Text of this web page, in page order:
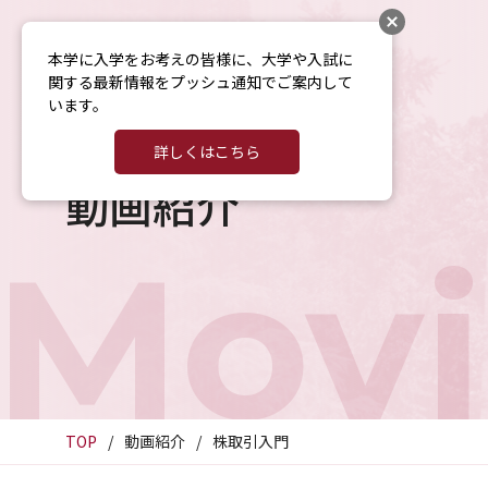
動画紹介
TOP 動画紹介 株取引入門
本学に入学をお考えの皆様に、大学や入試に
関する最新情報をプッシュ通知でご案内して
います。
詳しくはこちら